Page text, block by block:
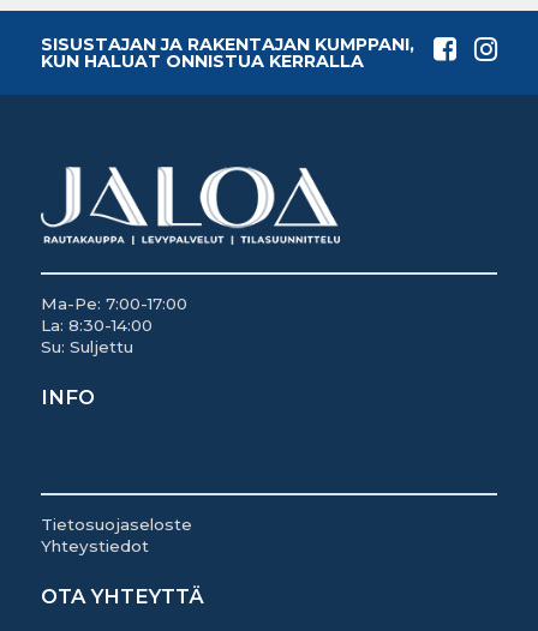
SISUSTAJAN JA RAKENTAJAN KUMPPANI,
KUN HALUAT ONNISTUA KERRALLA
Ma-Pe: 7:00-17:00
La: 8:30-14:00
Su: Suljettu
INFO
Tietosuojaseloste
Yhteystiedot
OTA YHTEYTTÄ